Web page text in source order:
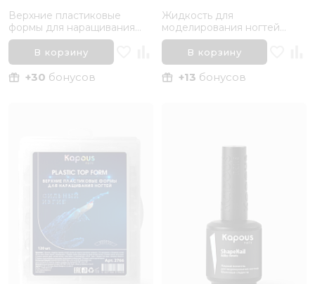
Верхние пластиковые
формы для наращивания
ногтей, Нижняя арка Kapous
Nails, 120 шт
В корзину
+30 бонусов
Жидкость для
моделирования ногтей
Kapous Nails ShapeNail Fluid,
100 млВ корзину
+13 бонусов